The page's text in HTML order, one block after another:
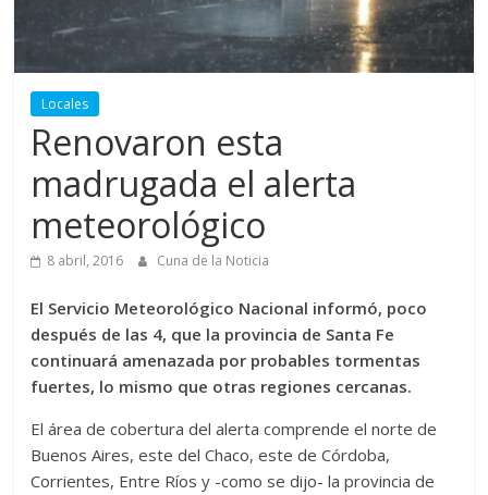
Locales
Renovaron esta
madrugada el alerta
meteorológico
8 abril, 2016 Cuna de la Noticia
El Servicio Meteorológico Nacional informó, poco
después de las 4, que la provincia de Santa Fe
continuará amenazada por probables tormentas
fuertes, lo mismo que otras regiones cercanas.
El área de cobertura del alerta comprende el norte de
Buenos Aires, este del Chaco, este de Córdoba,
Corrientes, Entre Ríos y -como se dijo- la provincia de